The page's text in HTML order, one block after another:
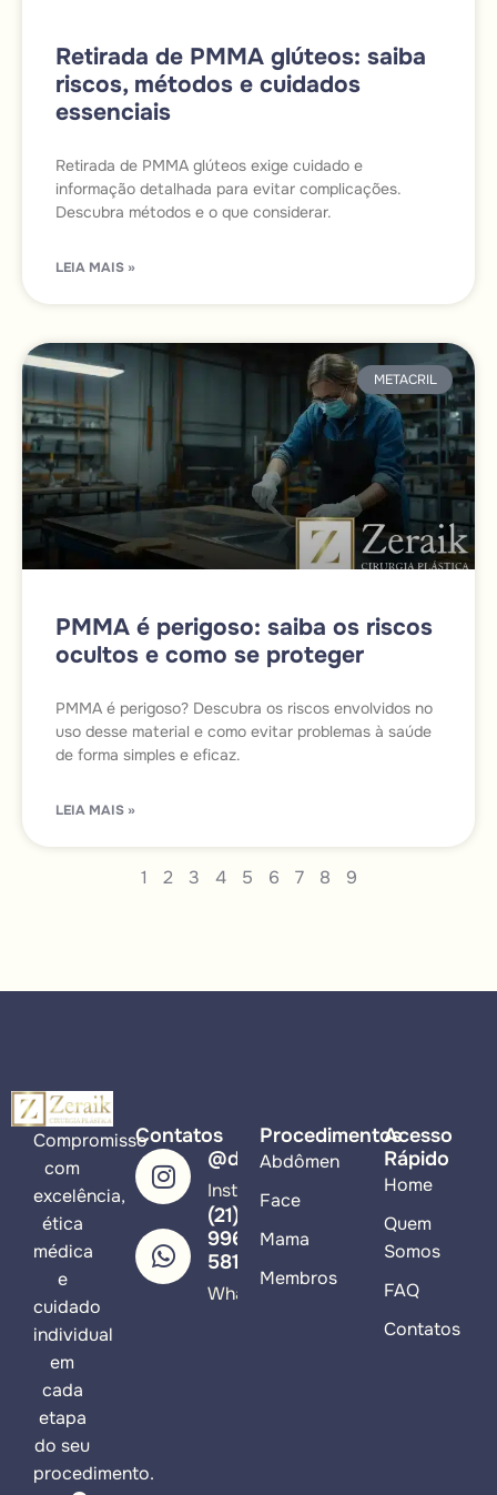
Retirada de PMMA glúteos: saiba
riscos, métodos e cuidados
essenciais
Retirada de PMMA glúteos exige cuidado e
informação detalhada para evitar complicações.
Descubra métodos e o que considerar.
LEIA MAIS »
METACRIL
PMMA é perigoso: saiba os riscos
ocultos e como se proteger
PMMA é perigoso? Descubra os riscos envolvidos no
uso desse material e como evitar problemas à saúde
de forma simples e eficaz.
LEIA MAIS »
1 2 3 4 5 6 7 8 9
Compromisso
com
excelência,
ética
médica
e
cuidado
individual
em
cada
etapa
do seu
procedimento.
Contatos
@drzeraik
Instagram
(21)
99617-
5813
WhatsApp
Procedimentos
Abdômen
Face
Mama
Membros
Acesso
Rápido
Home
Quem
Somos
FAQ
Contatos